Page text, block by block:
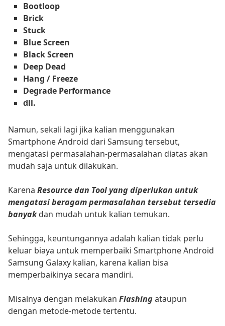
Bootloop
Brick
Stuck
Blue Screen
Black Screen
Deep Dead
Hang / Freeze
Degrade Performance
dll.
Namun, sekali lagi jika kalian menggunakan
Smartphone Android dari Samsung tersebut,
mengatasi permasalahan-permasalahan diatas akan
mudah saja untuk dilakukan.
Karena Resource dan Tool yang diperlukan untuk
mengatasi beragam permasalahan tersebut tersedia
banyakdan mudah untuk kalian temukan.
Sehingga, keuntungannya adalah kalian tidak perlu
keluar biaya untuk memperbaiki Smartphone Android
Samsung Galaxy kalian, karena kalian bisa
memperbaikinya secara mandiri.
Misalnya dengan melakukan Flashingataupun
dengan metode-metode tertentu.